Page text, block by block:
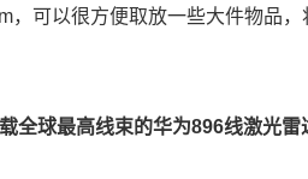
可以很方便取放一些大件物品，
全球最高线束的华为896线激光雷